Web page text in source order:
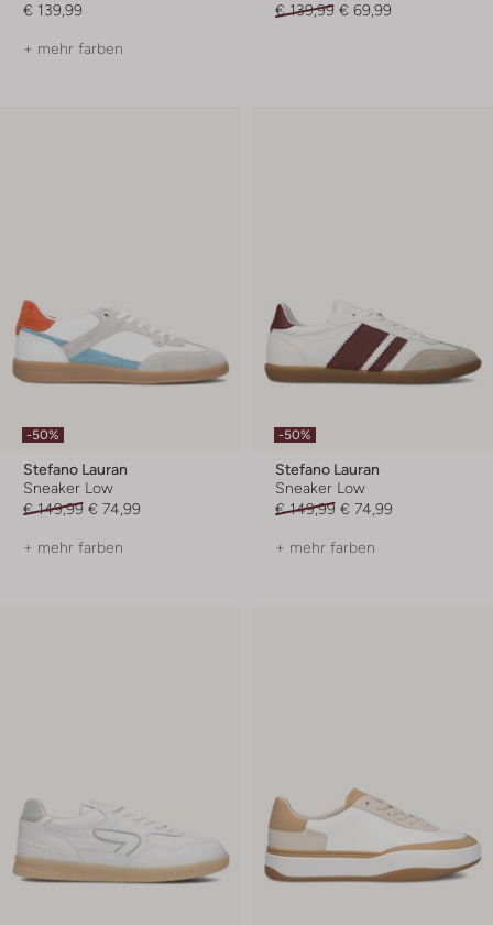
€ 139,99
+ mehr farben
€ 139,99 € 69,99
-50%
Stefano Lauran
Sneaker Low
€ 149,99 € 74,99
+ mehr farben
-50%
Stefano Lauran
Sneaker Low
€ 149,99 € 74,99
+ mehr farben